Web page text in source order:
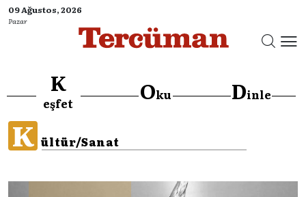
09 Ağustos, 2026
Pazar
K
eşfet Oku Dinle
K ültür/Sanat